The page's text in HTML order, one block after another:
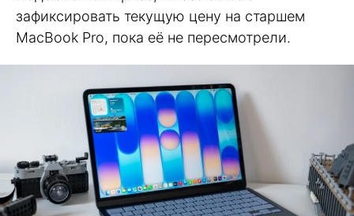
зафиксировать текущую цену на старшем
MacBook Pro, пока её не пересмотрели.